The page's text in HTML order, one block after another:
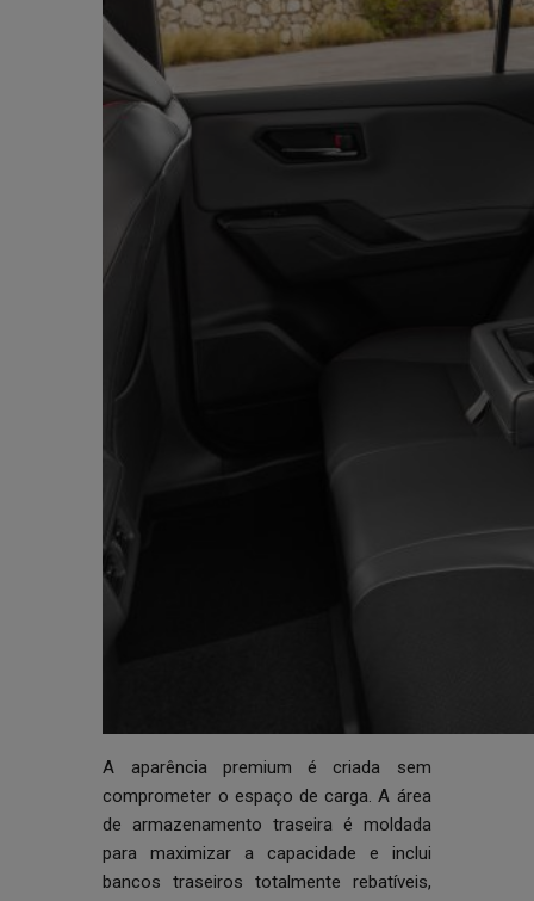
A aparência premium é criada sem
comprometer o espaço de carga. A área
de armazenamento traseira é moldada
para maximizar a capacidade e inclui
bancos traseiros totalmente rebatíveis,